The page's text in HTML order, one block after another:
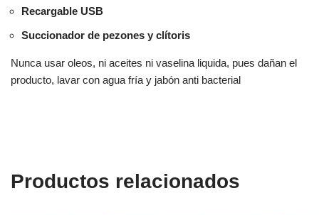
Recargable USB
Succionador de pezones y clítoris
Nunca usar oleos, ni aceites ni vaselina liquida, pues dañan el
producto, lavar con agua fría y jabón anti bacterial
Productos relacionados